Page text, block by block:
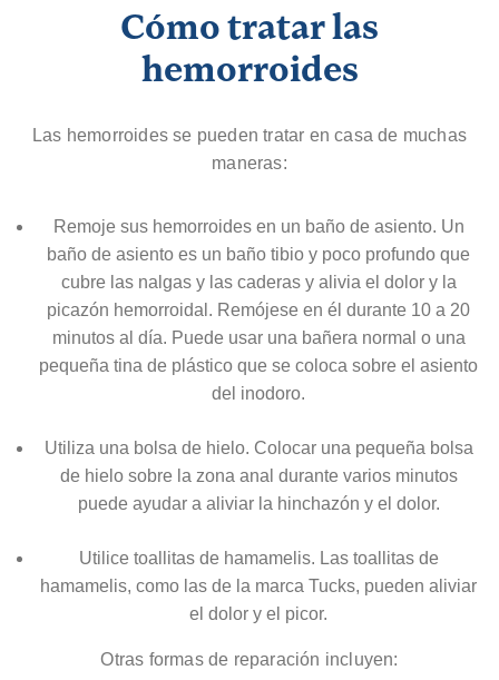
Cómo tratar las
hemorroides
Las hemorroides se pueden tratar en casa de muchas
maneras:
Remoje sus hemorroides en un baño de asiento. Un
baño de asiento es un baño tibio y poco profundo que
cubre las nalgas y las caderas y alivia el dolor y la
picazón hemorroidal. Remójese en él durante 10 a 20
minutos al día. Puede usar una bañera normal o una
pequeña tina de plástico que se coloca sobre el asiento
del inodoro.
Utiliza una bolsa de hielo. Colocar una pequeña bolsa
de hielo sobre la zona anal durante varios minutos
puede ayudar a aliviar la hinchazón y el dolor.
Utilice toallitas de hamamelis. Las toallitas de
hamamelis, como las de la marca Tucks, pueden aliviar
el dolor y el picor.
Otras formas de reparación incluyen: